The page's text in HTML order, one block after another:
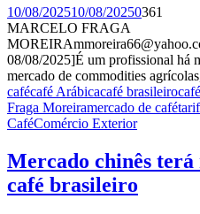
10/08/202510/08/20250361
MARCELO FRAGA
08/08/2025]É um profissional há
mercado de commodities
cafécafé Arábicacafé brasileiro
Fraga Moreiramercado de café
CaféComércio Exterior
Mercado chinês terá
café brasileiro